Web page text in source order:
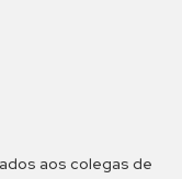
aos colegas de